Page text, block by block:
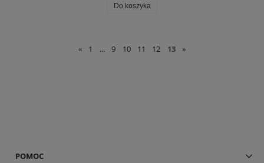
Do koszyka
« 1 ... 9 10 11 12 13 »
POMOC